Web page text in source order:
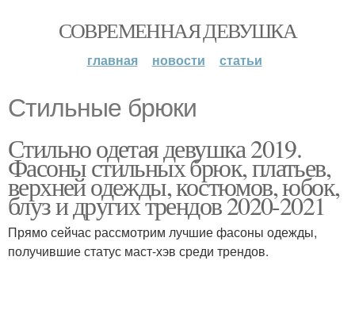
СОВРЕМЕННАЯ ДЕВУШКА
главная новости статьи
Стильные брюки
Стильно одетая девушка 2019.
Фасоны стильных брюк, платьев,
верхней одежды, костюмов, юбок,
блуз и других трендов 2020-2021
Прямо сейчас рассмотрим лучшие фасоны одежды,
получившие статус маст-хэв среди трендов.